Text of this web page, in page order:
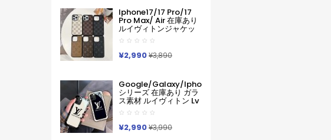
番プリント ルイヴィト
ンGooglePixel6 Pixel7
Pixel8 9グーグ熊柄ル
ピクセル スマホケース
軽い 薄い ハードケース
Pixelなど全機種対応
Iphone17/17 Pro/17
Pro Max/ Air 在庫あり
ルイヴィトンジャケッ
ト型モノグラムダミエ
アイホンケース17 16 15
14 Pro Max 15 Plus 激
安革製メンズレディー
Max 16 15 Pro Maxケー
スカバー
¥2,990¥3,890
Google/galaxy/iphone
シリーズ 在庫あり ガラ
ス素材 ルイヴィトン Lv
Google Pixel 10a 10
Pro Xl 9a 8 7 Galaxy
A36 S26 Ultra S25 ア
イフォン17 Pro Max 16
¥2,990¥3,990